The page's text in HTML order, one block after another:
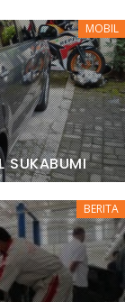
MOBIL
SUKABUMI
BERITA